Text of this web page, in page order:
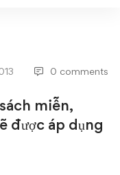
0 comments
miễn,
được áp dụng